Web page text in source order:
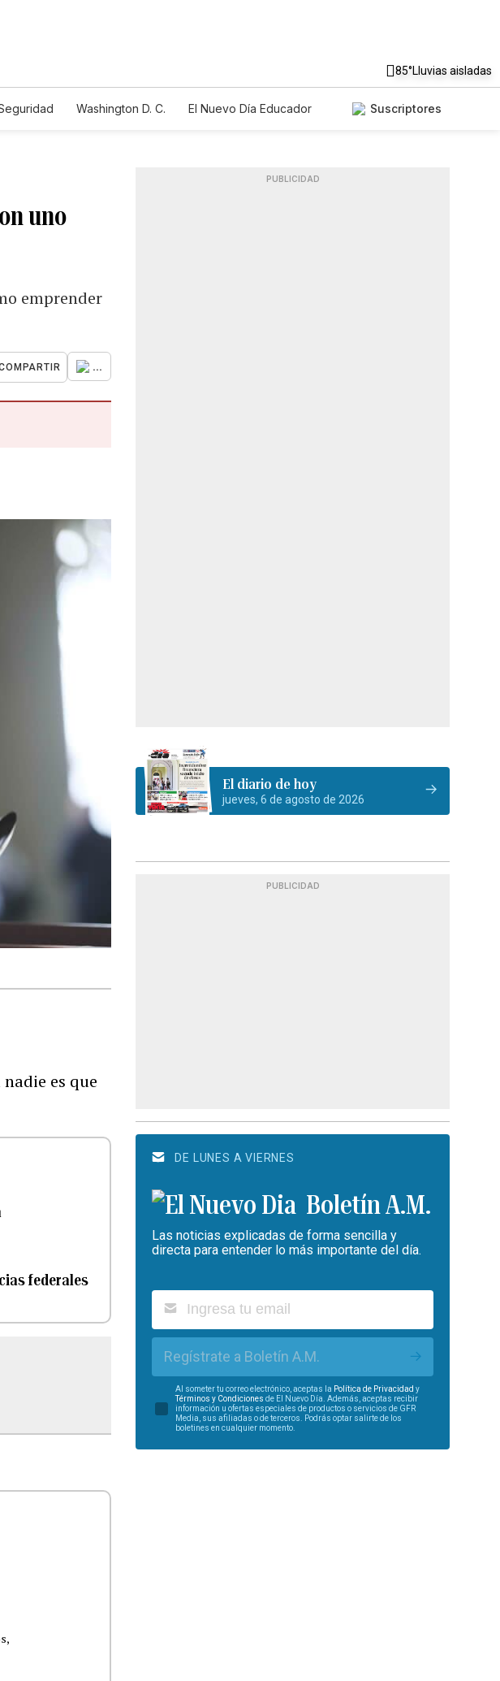
85°Lluvias aisladas
Washington D. C.
El Nuevo Día Educador
Suscriptores
uno
emprender
...
es que
federales
PUBLICIDAD
El diario de hoy
jueves, 6 de agosto de 2026
PUBLICIDAD
DE LUNES A VIERNES
Boletín A.M.
Las noticias explicadas de forma sencilla y
directa para entender lo más importante del día.
Regístrate a Boletín A.M.
Al someter tu correo electrónico, aceptas la Política de Privacidad y
Términos y Condiciones de El Nuevo Día. Además, aceptas recibir
información u ofertas especiales de productos o servicios de GFR
Media, sus afiliadas o de terceros. Podrás optar salirte de los
boletines en cualquier momento.